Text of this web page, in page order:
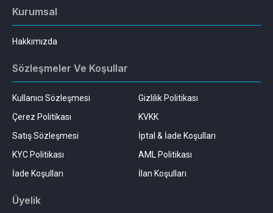
Kurumsal
Hakkımızda
Sözleşmeler Ve Koşullar
Kullanıcı Sözleşmesi
Gizlilik Politikası
Çerez Politikası
KVKK
Satış Sözleşmesi
İptal & İade Koşulları
KYC Politikası
AML Politikası
İade Koşulları
İlan Koşulları
Üyelik